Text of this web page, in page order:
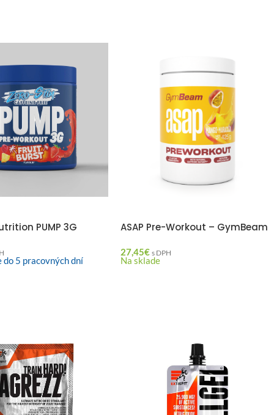
PUMP 3G
do 5 pracovných dní
ASAP Pre-Workout – GymBeam
27,45€ s DPH
Na sklade